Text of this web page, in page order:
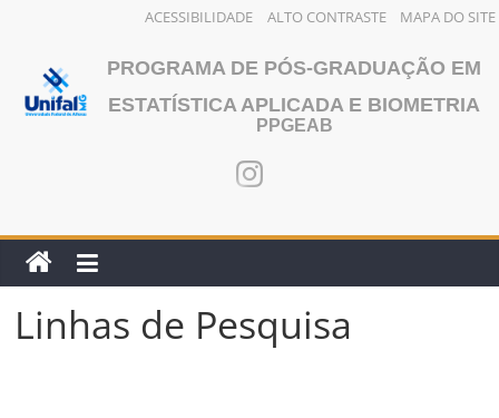
ACESSIBILIDADE ALTO CONTRASTE MAPA DO SITE
PROGRAMA DE PÓS-GRADUAÇÃO EM
ESTATÍSTICA APLICADA E BIOMETRIA
PPGEAB
Linhas de Pesquisa